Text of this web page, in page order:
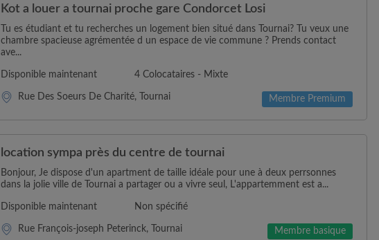
Kot a louer a tournai proche gare Condorcet Losi
Tu es étudiant et tu recherches un logement bien situé dans Tournai? Tu veux une
chambre spacieuse agrémentée d un espace de vie commune ? Prends contact
ave...
Disponible maintenant 4 Colocataires - Mixte
Rue Des Soeurs De Charité, Tournai Membre Premium
location sympa près du centre de tournai
Bonjour, Je dispose d'un apartment de taille idéale pour une à deux perrsonnes
dans la jolie ville de Tournai a partager ou a vivre seul, L'appartemment est a...
Disponible maintenant Non spécifié
Rue François-joseph Peterinck, Tournai Membre basique